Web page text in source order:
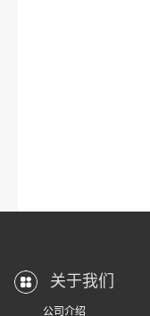
关于我们
公司介绍